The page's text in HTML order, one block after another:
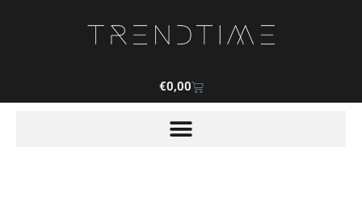
€0,00